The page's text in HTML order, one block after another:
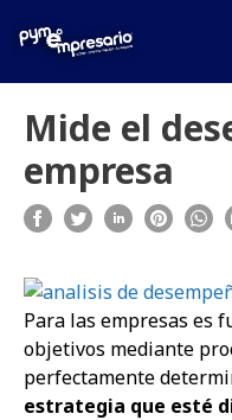
Mide el
empresa
Para las empresas es
objetivos mediante
perfectamente
estrategia que esté